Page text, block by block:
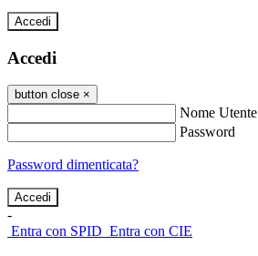
Accedi
Accedi
button close ×
Nome Utente
Password
Password dimenticata?
-
Entra con SPID Entra con CIE